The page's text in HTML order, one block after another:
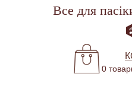
Все для
0